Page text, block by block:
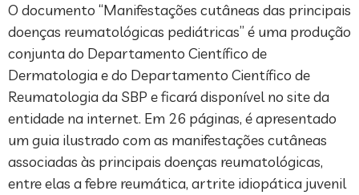
O documento “Manifestações cutâneas das principais
doenças reumatológicas pediátricas” é uma produção
conjunta do Departamento Científico de
Dermatologia e do Departamento Científico de
Reumatologia da SBP e ficará disponível no site da
entidade na internet. Em 26 páginas, é apresentado
um guia ilustrado com as manifestações cutâneas
associadas às principais doenças reumatológicas,
entre elas a febre reumática, artrite idiopática juvenil